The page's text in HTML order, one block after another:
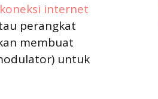
koneksi internet
perangkat
membuat
untuk